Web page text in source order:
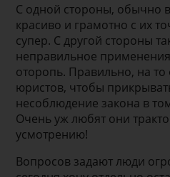
С одной стороны, обычно
красиво и грамотно с их
супер. С другой стороны
неправильное
оторопь. Правильно, на
юристов, чтобы
несоблюдение закона в
Очень уж любят они
усмотрению!
Вопросов задают люди